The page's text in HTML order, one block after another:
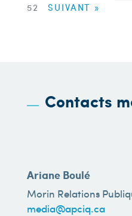
52
SUIVANT »
Contacts
Ariane Boulé
Morin Relations
media@apciq.ca